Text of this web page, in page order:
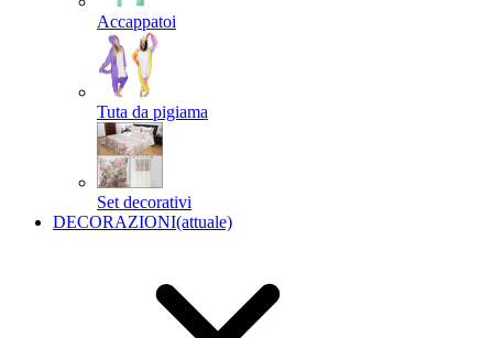
Accappatoi
Tuta da pigiama
Set decorativi
DECORAZIONI(attuale)